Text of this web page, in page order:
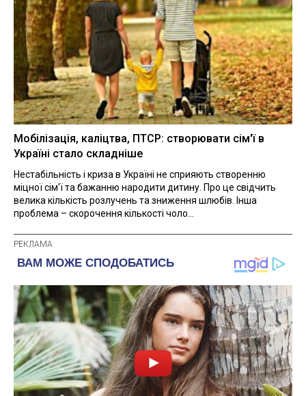
Мобілізація, каліцтва, ПТСР: створювати сім'ї в
Україні стало складніше
Нестабільність і криза в Україні не сприяють створенню
міцної сім'ї та бажанню народити дитину. Про це свідчить
велика кількість розлучень та зниження шлюбів. Інша
проблема – скорочення кількості чоло...